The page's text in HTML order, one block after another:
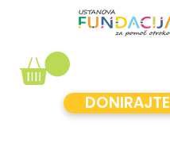
DONIRAJTE